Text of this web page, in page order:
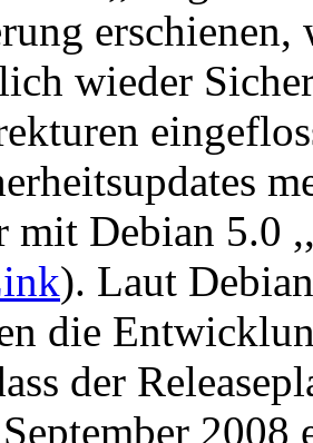
erschienen,
wieder
mit Debian 5.0
). Laut
die
der
2008